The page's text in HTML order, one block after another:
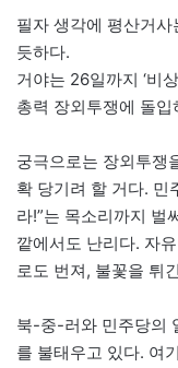
필자 생각에 평산거사
듯하다.
거야는 26일까지 ‘비
총력 장외투쟁에 돌입
궁극으로는 장외투쟁
확 당기려 할 거다. 민
라!”는 목소리까지 벌
깥에서도 난리다. 자
로도 번져, 불꽃을 튀
북-중-러와 민주당의
를 불태우고 있다. 여